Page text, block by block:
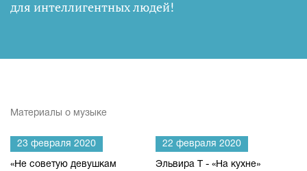
для интеллигентных людей!
Материалы о музыке
23 февраля 2020
«Не советую девушкам
22 февраля 2020
Эльвира Т - «На кухне»